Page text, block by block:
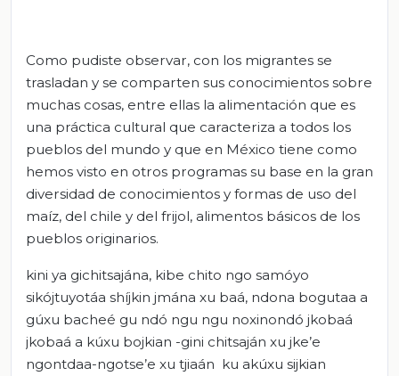
Como pudiste observar, con los migrantes se
trasladan y se comparten sus conocimientos sobre
muchas cosas, entre ellas la alimentación que es
una práctica cultural que caracteriza a todos los
pueblos del mundo y que en México tiene como
hemos visto en otros programas su base en la gran
diversidad de conocimientos y formas de uso del
maíz, del chile y del frijol, alimentos básicos de los
pueblos originarios.
kini ya gichitsajána, kibe chito ngo samóyo
sikójtuyotáa shíjkin jmána xu baá, ndona bogutaa a
gúxu bacheé gu ndó ngu ngu noxinondó jkobaá
jkobaá a kúxu bojkian -gini chitsaján xu jke’e
ngontdaa-ngotse’e xu tjiaán ku akúxu sijkian